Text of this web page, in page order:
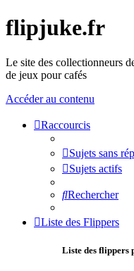
flipjuke.fr
Le site des collectionneurs
de jeux pour cafés
Accéder au contenu
Raccourcis
Sujets sans
Sujets actifs
Rechercher
Liste des Flippers
Liste des flippers